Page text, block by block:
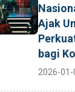
Ajak
bagi
2026-01-